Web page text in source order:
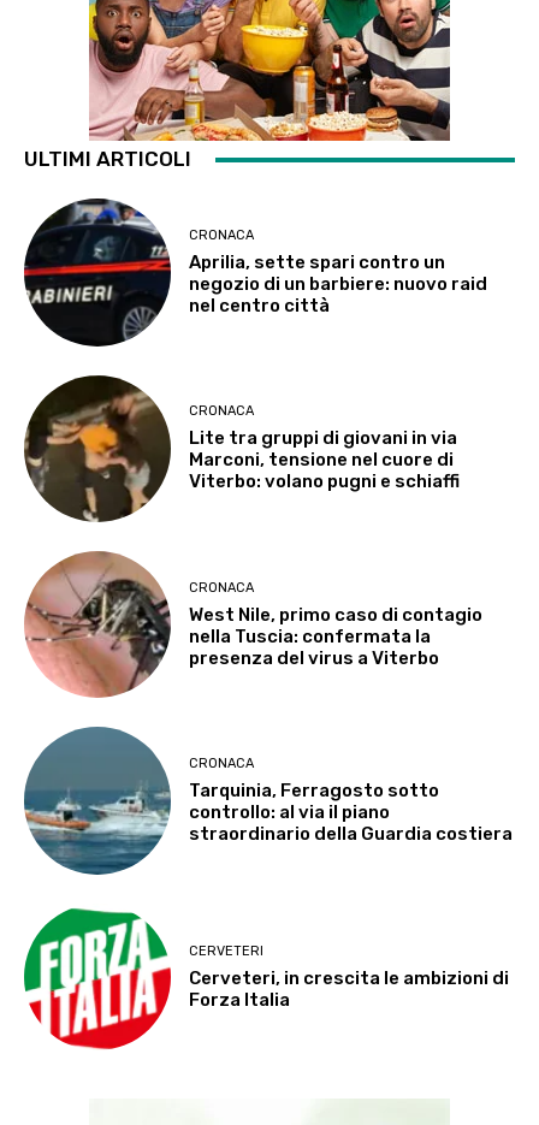
ULTIMI ARTICOLI
CRONACA
Aprilia, sette spari contro un
negozio di un barbiere: nuovo raid
nel centro città
CRONACA
Lite tra gruppi di giovani in via
Marconi, tensione nel cuore di
Viterbo: volano pugni e schiaffi
CRONACA
West Nile, primo caso di contagio
nella Tuscia: confermata la
presenza del virus a Viterbo
CRONACA
Tarquinia, Ferragosto sotto
controllo: al via il piano
straordinario della Guardia costiera
CERVETERI
Cerveteri, in crescita le ambizioni di
Forza Italia